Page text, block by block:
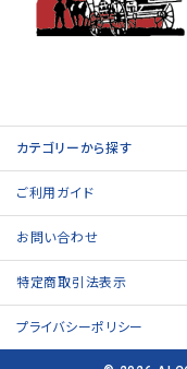
カテゴリーから探す
ご利用ガイド
お問い合わせ
特定商取引法表示
プライバシーポリシー